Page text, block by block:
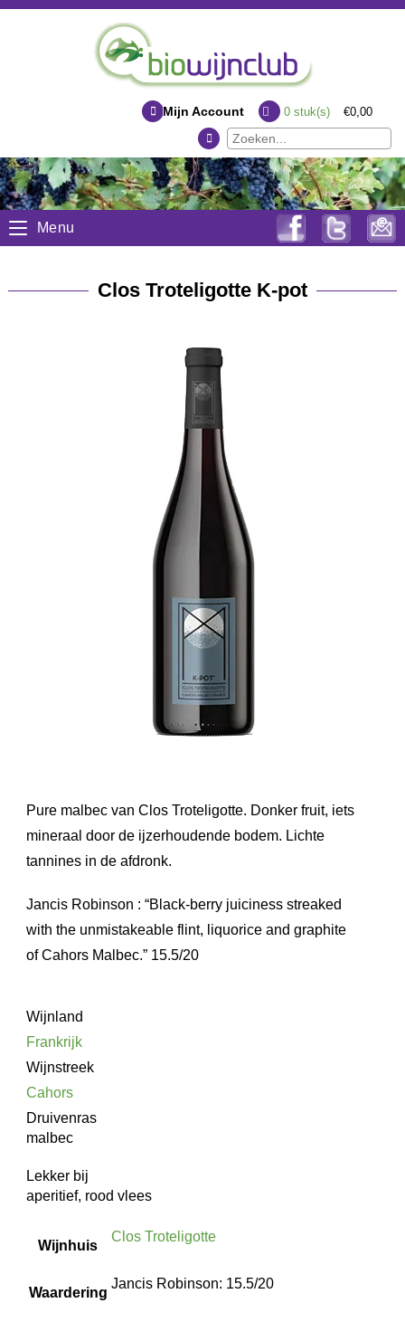
Mijn Account 0stuk(s) €0,00
Menu
Clos Troteligotte K-pot
Pure malbec van Clos Troteligotte. Donker fruit, iets
mineraal door de ijzerhoudende bodem. Lichte
tannines in de afdronk.
Jancis Robinson : “Black-berry juiciness streaked
with the unmistakeable flint, liquorice and graphite
of Cahors Malbec.” 15.5/20
Wijnland
Frankrijk
Wijnstreek
Cahors
Druivenras
malbec
Lekker bij
aperitief, rood vlees
Wijnhuis
Clos Troteligotte
Waardering
Jancis Robinson: 15.5/20